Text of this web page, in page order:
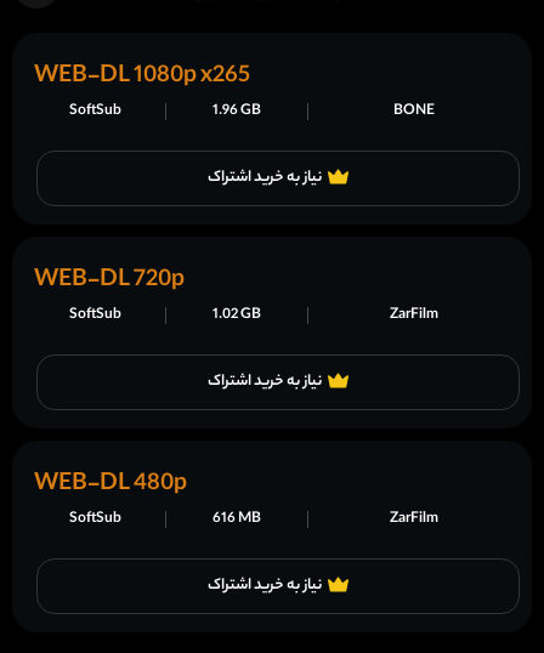
نیاز به خرید اشتراک
BONE
1.96 GB
SoftSub
WEB-DL 1080p x265
نیاز به خرید اشتراک
ZarFilm
1.02 GB
SoftSub
WEB-DL 720p
نیاز به خرید اشتراک
ZarFilm
616 MB
SoftSub
WEB-DL 480p